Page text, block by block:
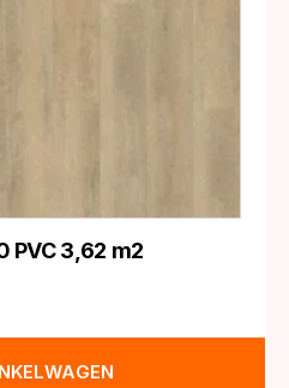
PVC 3,62 m2